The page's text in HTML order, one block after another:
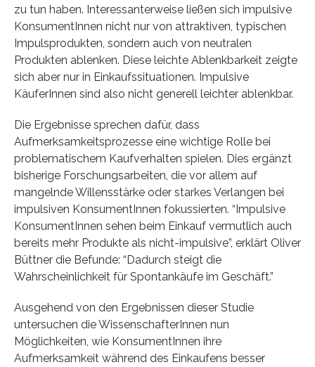
zu tun haben. Interessanterweise ließen sich impulsive
KonsumentInnen nicht nur von attraktiven, typischen
Impulsprodukten, sondern auch von neutralen
Produkten ablenken. Diese leichte Ablenkbarkeit zeigte
sich aber nur in Einkaufssituationen. Impulsive
KäuferInnen sind also nicht generell leichter ablenkbar.
Die Ergebnisse sprechen dafür, dass
Aufmerksamkeitsprozesse eine wichtige Rolle bei
problematischem Kaufverhalten spielen. Dies ergänzt
bisherige Forschungsarbeiten, die vor allem auf
mangelnde Willensstärke oder starkes Verlangen bei
impulsiven KonsumentInnen fokussierten. “Impulsive
KonsumentInnen sehen beim Einkauf vermutlich auch
bereits mehr Produkte als nicht-impulsive”, erklärt Oliver
Büttner die Befunde: “Dadurch steigt die
Wahrscheinlichkeit für Spontankäufe im Geschäft.”
Ausgehend von den Ergebnissen dieser Studie
untersuchen die WissenschafterInnen nun
Möglichkeiten, wie KonsumentInnen ihre
Aufmerksamkeit während des Einkaufens besser